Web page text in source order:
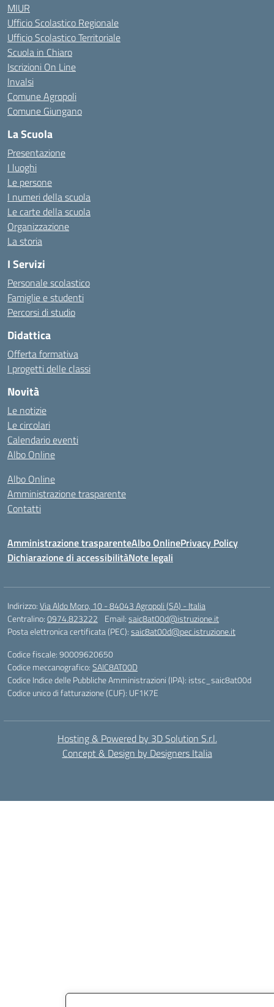
MIUR
Ufficio Scolastico Regionale
Ufficio Scolastico Territoriale
Scuola in Chiaro
Iscrizioni On Line
Invalsi
Comune Agropoli
Comune Giungano
La Scuola
Presentazione
I luoghi
Le persone
I numeri della scuola
Le carte della scuola
Organizzazione
La storia
I Servizi
Personale scolastico
Famiglie e studenti
Percorsi di studio
Didattica
Offerta formativa
I progetti delle classi
Novità
Le notizie
Le circolari
Calendario eventi
Albo Online
Albo Online
Amministrazione trasparente
Contatti
Amministrazione trasparenteAlbo OnlinePrivacy Policy
Dichiarazione di accessibilitàNote legali
Indirizzo:Via Aldo Moro, 10 - 84043 Agropoli (SA) - Italia
Centralino:0974.823222 Email:saic8at00d@istruzione.it
Posta elettronica certificata (PEC):saic8at00d@pec.istruzione.it
Codice fiscale: 90009620650
Codice meccanografico:SAIC8AT00D
Codice Indice delle Pubbliche Amministrazioni (IPA): istsc_saic8at00d
Codice unico di fatturazione (CUF): UF1K7E
Hosting & Powered by 3D Solution S.r.l.
Concept & Design by Designers Italia